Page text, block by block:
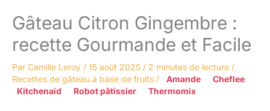
Gâteau Citron Gingembre :
recette Gourmande et Facile
Par Camille Leroy / 15 août 2025 / 2 minutes de lecture /
Recettes de gâteau à base de fruits / Amande
Cheflee
Kitchenaid
Robot pâtissier Thermomix